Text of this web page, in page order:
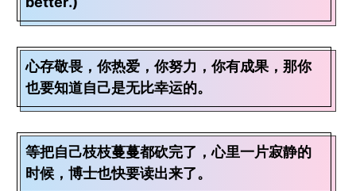
心存敬畏，你热爱，你努力，你有成果，那你
也要知道自己是无比幸运的。
等把自己枝枝蔓蔓都砍完了，心里一片寂静的
时候，博士也快要读出来了。